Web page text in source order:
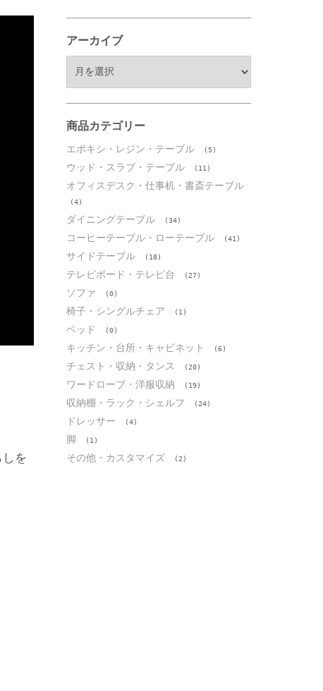
を
アーカイブ
ブ
商品カテゴリー
エポキシ・レジン・テーブル (5)
ウッド・スラブ・テーブル (11)
オフィスデスク・仕事机・書斎テーブル
(4)
ダイニングテーブル (34)
コーヒーテーブル・ローテーブル (41)
サイドテーブル (18)
テレビボード・テレビ台 (27)
ソファ (0)
椅子・シングルチェア (1)
ベッド (0)
キッチン・台所・キャビネット (6)
チェスト・収納・タンス (20)
ワードローブ・洋服収納 (19)
収納棚・ラック・シェルフ (24)
ドレッサー (4)
脚 (1)
その他・カスタマイズ (2)